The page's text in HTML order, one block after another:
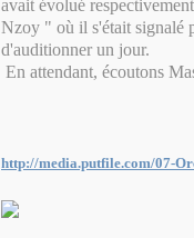
avait évolué
Nzoy " où il s'était signalé
d'auditionner un jour.
En attendant, écoutons
http://media.putfile.com/07-